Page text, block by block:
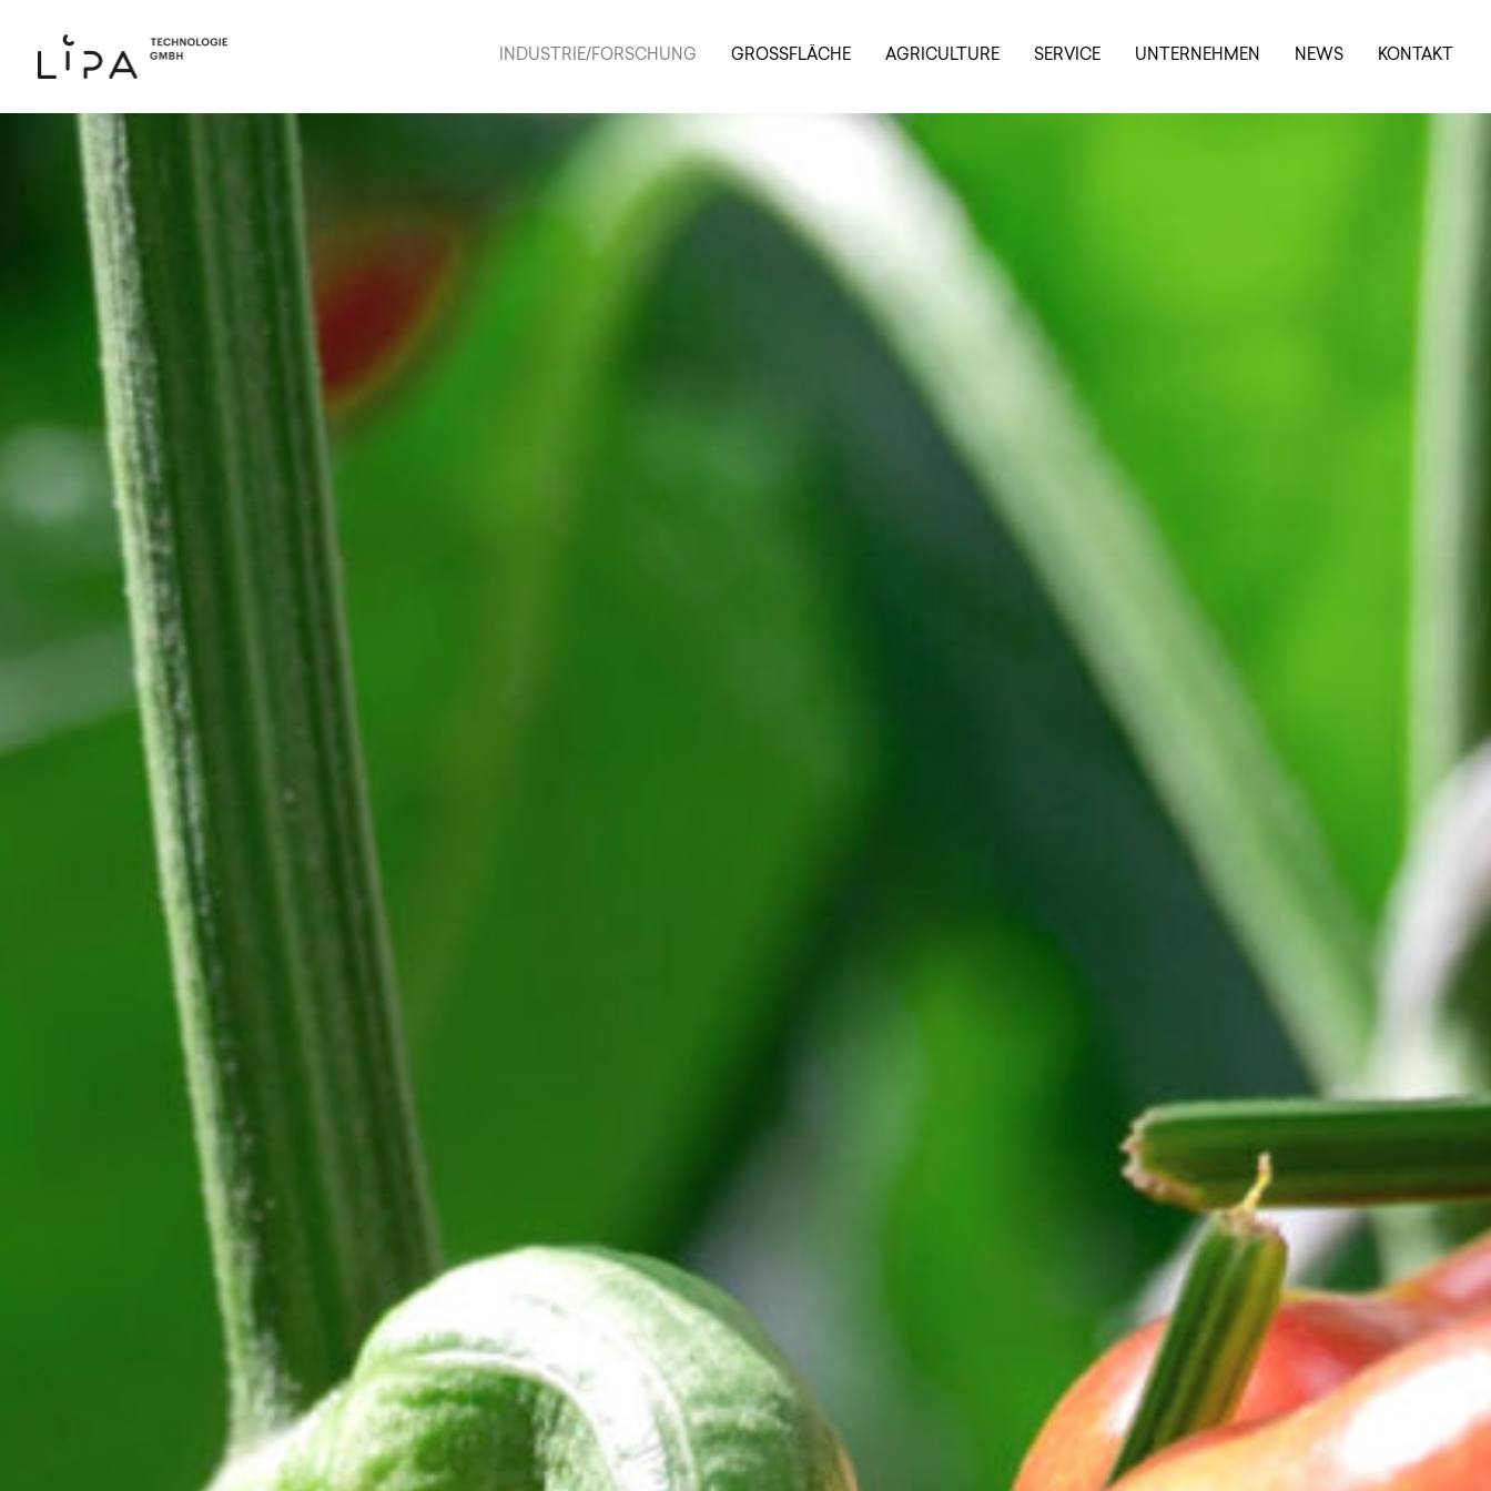
INDUSTRIE/FORSCHUNG GROSSFLÄCHE AGRICULTURE SERVICE UNTERNEHMEN NEWS KONTAKT